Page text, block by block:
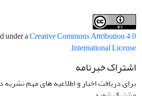
under aCreative Commons Attribution 4.0
International License
.
اشتراک خبرنامه
برای دریافت اخبار و اطلاعیه های مهم نشریه